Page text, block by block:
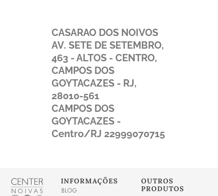
CASARAO DOS NOIVOS
AV. SETE DE SETEMBRO,
463 - ALTOS - CENTRO,
CAMPOS DOS
GOYTACAZES - RJ,
28010-561
CAMPOS DOS
GOYTACAZES -
Centro/RJ22999070715
INFORMAÇÕES
BLOG
OUTROS
PRODUTOS